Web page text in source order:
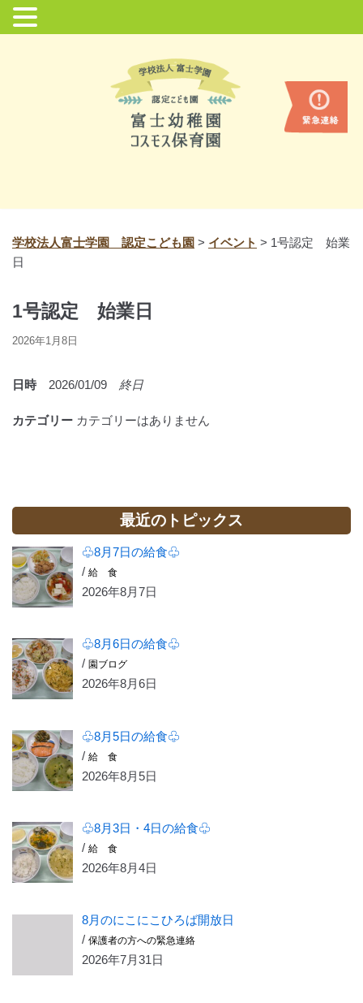
ッ
学校法人富士学園 認定こども園 > イベント > 1号認定 始業
日
1号認定 始業日
2026年1月8日
日時 2026/01/09 終日
カテゴリー カテゴリーはありません
最近のトピックス
♧8月7日の給食♧
/給 食
2026年8月7日
♧8月6日の給食♧
/園ブログ
2026年8月6日
♧8月5日の給食♧
/給 食
2026年8月5日
♧8月3日・4日の給食♧
/給 食
2026年8月4日
8月のにこにこひろば開放日
/保護者の方への緊急連絡
2026年7月31日